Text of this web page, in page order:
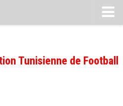
Tunisienne de Football